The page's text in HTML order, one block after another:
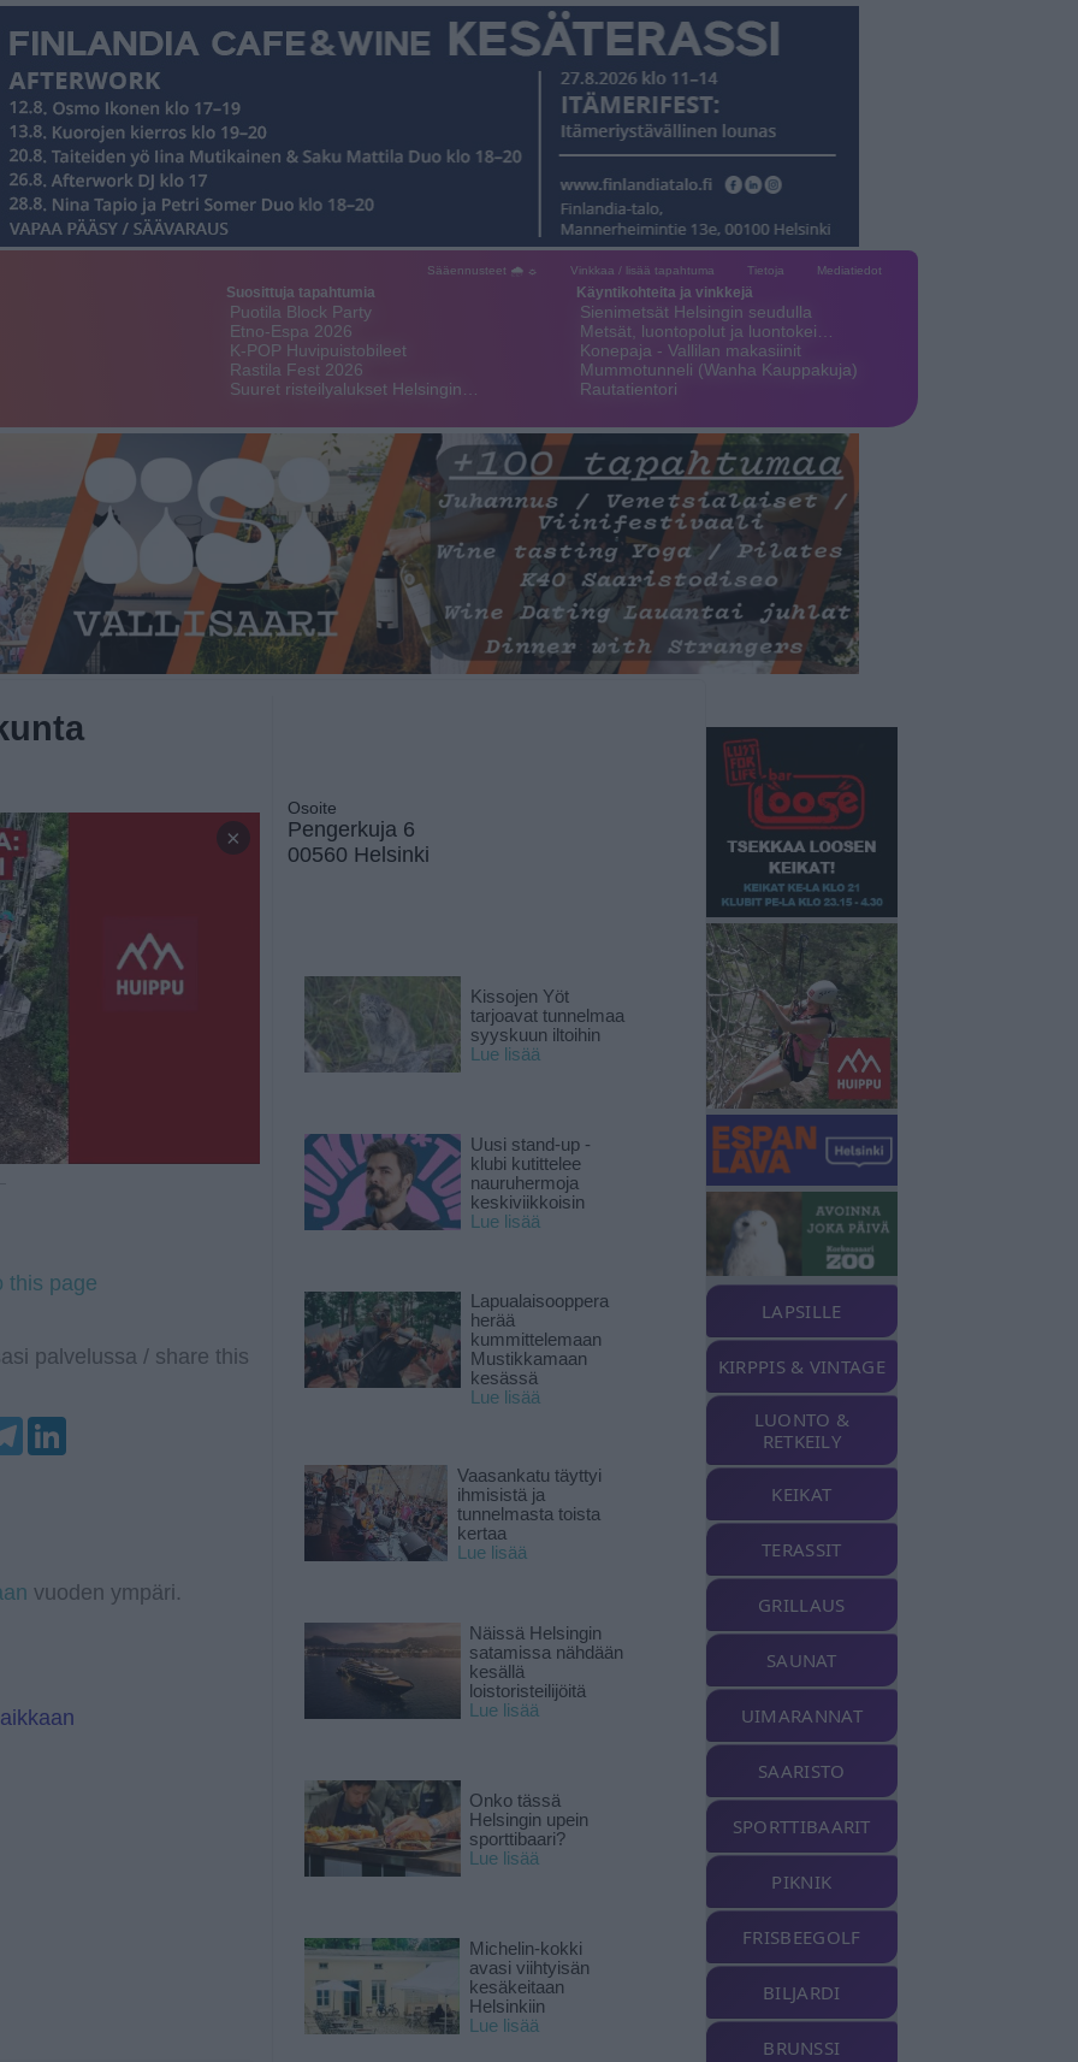
Sääennusteet 🌧 ☼ Vinkkaa / lisää tapahtuma Tietoja Mediatiedot
Suosittuja tapahtumia
Puotila Block Party
Etno-Espa 2026
K-POP Huvipuistobileet
Rastila Fest 2026
Suuret risteilyalukset Helsingin…
Käyntikohteita ja vinkkejä
Sienimetsät Helsingin seudulla
Metsät, luontopolut ja luontokei…
Konepaja - Vallilan makasiinit
Mummotunneli (Wanha Kauppakuja)
Rautatientori
×
this page
palvelussa / share this
T
vuoden ympäri.
Osoite
Pengerkuja 6
00560 Helsinki
Kissojen Yöt
tarjoavat tunnelmaa
syyskuun iltoihin
Lue lisää
Uusi stand-up -
klubi kutittelee
nauruhermoja
keskiviikkoisin
Lue lisää
Lapualaisooppera
herää
kummittelemaan
Mustikkamaan
kesässä
Lue lisää
Vaasankatu täyttyi
ihmisistä ja
tunnelmasta toista
kertaa
Lue lisää
Näissä Helsingin
satamissa nähdään
kesällä
loistoristeilijöitä
Lue lisää
Onko tässä
Helsingin upein
sporttibaari?
Lue lisää
Michelin-kokki
avasi viihtyisän
kesäkeitaan
Helsinkiin
Lue lisää
LAPSILLE
KIRPPIS & VINTAGE
LUONTO &
RETKEILY
KEIKAT
TERASSIT
GRILLAUS
SAUNAT
UIMARANNAT
SAARISTO
SPORTTIBAARIT
PIKNIK
FRISBEEGOLF
BILJARDI
BRUNSSI